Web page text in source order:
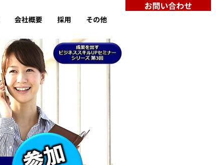
会社概要 採用 その他
お問い合わせ